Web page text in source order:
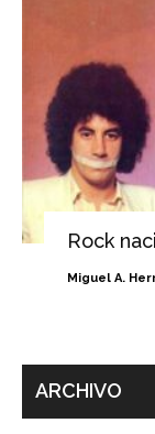
Rock
Miguel A.
ARCHIVO